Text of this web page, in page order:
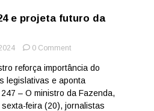
e projeta futuro da
0 Commenton
faz
balanço
de
2024
reforça importância do
legislativas e aponta
– O ministro da Fazenda,
feira (20), jornalistas